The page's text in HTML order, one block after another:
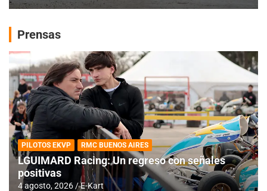
Prensas
PILOTOS EKVP RMC BUENOS AIRES
LGUIMARD Racing: Un regreso con señales
positivas
4 agosto, 2026 E-Kart